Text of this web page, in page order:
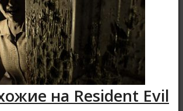
на Resident Evil